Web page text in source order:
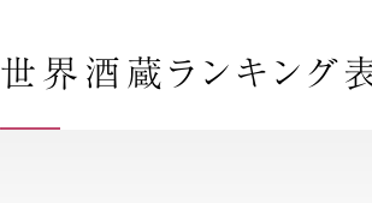
世界酒蔵ランキング